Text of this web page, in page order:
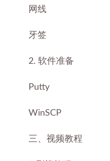
网线
牙签
2. 软件准备
Putty
WinSCP
三、视频教程